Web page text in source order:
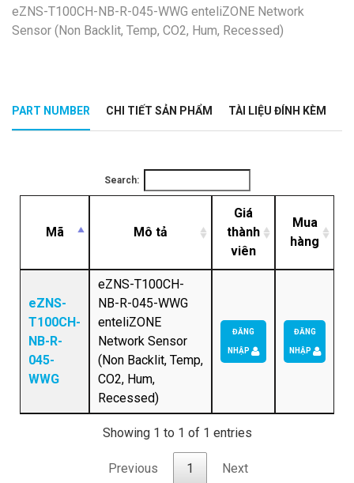
eZNS-T100CH-NB-R-045-WWG enteliZONE Network
Sensor (Non Backlit, Temp, CO2, Hum, Recessed)
PART NUMBER CHI TIẾT SẢN PHẨM TÀI LIỆU ĐÍNH KÈM
Search:
Mã Mô tả
Giá
thành
viên
Mua
hàng
eZNS-
T100CH-
NB-R-
045-
WWG
eZNS-T100CH-
NB-R-045-WWG
enteliZONE
Network Sensor
(Non Backlit, Temp,
CO2, Hum,
Recessed)
ĐĂNG
NHẬP
ĐĂNG
NHẬP
Showing 1 to 1 of 1 entries
Previous 1 Next